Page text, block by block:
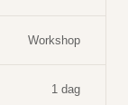
Workshop
1 dag